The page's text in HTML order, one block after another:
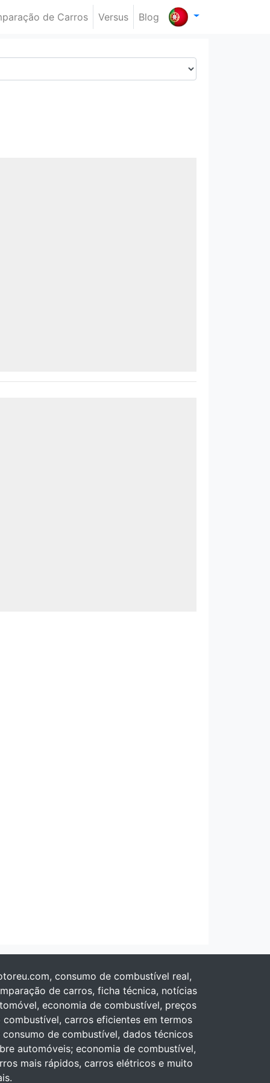
de Carros Versus Blog
consumo de combustível real,
de carros, ficha técnica, notícias
economia de combustível, preços
combustível, carros eficientes em termos
consumo de combustível, dados técnicos
automóveis; economia de combustível,
mais rápidos, carros elétricos e muito